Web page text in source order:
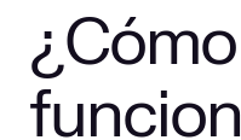
Sobre Cuerva
Qué